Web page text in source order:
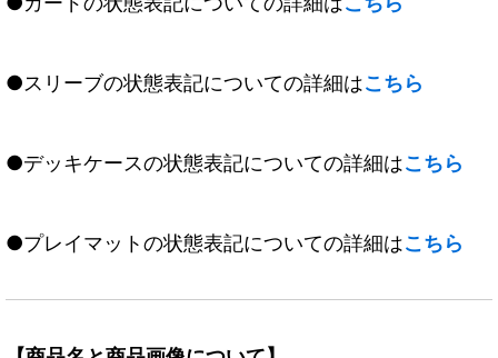
●スリーブの状態表記についての詳細はこちら
●デッキケースの状態表記についての詳細はこちら
●プレイマットの状態表記についての詳細はこちら